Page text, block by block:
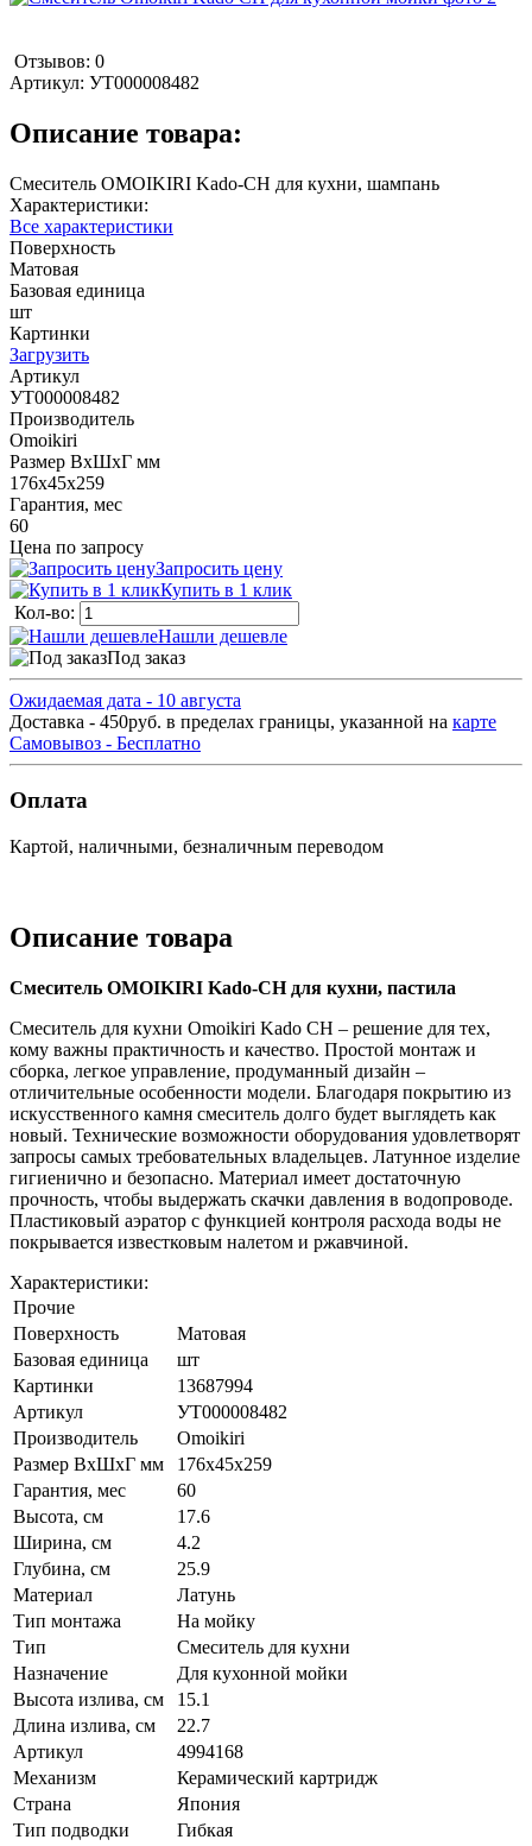
Отзывов: 0
Артикул: УТ000008482
Описание товара:
Смеситель OMOIKIRI Kado-CH для кухни, шампань
Характеристики:
Все характеристики
Поверхность
Матовая
Базовая единица
шт
Картинки
Загрузить
Артикул
УТ000008482
Производитель
Omoikiri
Размер ВхШхГ мм
176х45х259
Гарантия, мес
60
Цена по запросу
Запросить цену
Купить в 1 клик
Кол-во:
Нашли дешевле
Под заказ
Ожидаемая дата - 10 августа
Доставка - 450руб. в пределах границы, указанной на карте
Самовывоз - Бесплатно
Оплата
Картой, наличными, безналичным переводом
Описание товара
Смеситель OMOIKIRI Kado-CH для кухни, пастила
Смеситель для кухни Omoikiri Kado CH – решение для тех,
кому важны практичность и качество. Простой монтаж и
сборка, легкое управление, продуманный дизайн –
отличительные особенности модели. Благодаря покрытию из
искусственного камня смеситель долго будет выглядеть как
новый. Технические возможности оборудования удовлетворят
запросы самых требовательных владельцев. Латунное изделие
гигиенично и безопасно. Материал имеет достаточную
прочность, чтобы выдержать скачки давления в водопроводе.
Пластиковый аэратор с функцией контроля расхода воды не
покрывается известковым налетом и ржавчиной.
Характеристики:
Прочие
Поверхность
Матовая
Базовая единица
шт
Картинки
13687994
Артикул
УТ000008482
Производитель
Omoikiri
Размер ВхШхГ мм
176х45х259
Гарантия, мес
60
Высота, см
17.6
Ширина, см
4.2
Глубина, см
25.9
Материал
Латунь
Тип монтажа
На мойку
Тип
Смеситель для кухни
Назначение
Для кухонной мойки
Высота излива, см
15.1
Длина излива, см
22.7
Артикул
4994168
Механизм
Керамический картридж
Страна
Япония
Тип подводки
Гибкая